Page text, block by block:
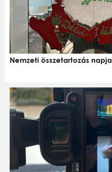
Nemzeti összetartozás napja